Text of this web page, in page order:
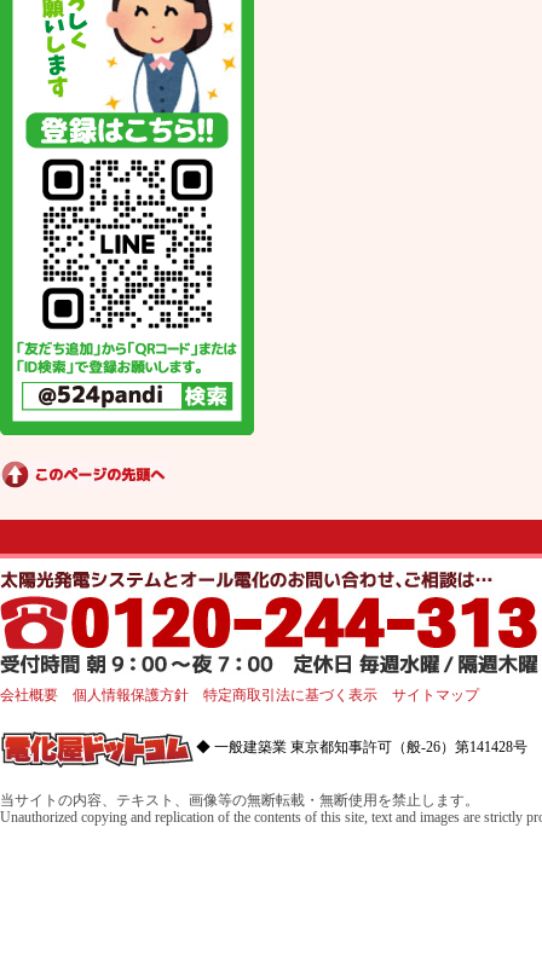
会社概要 個人情報保護方針 特定商取引法に基づく表示 サイトマップ
◆ 一般建築業 東京都知事許可（般-26）第141428
当サイトの内容、テキスト、画像等の無断転載・無断使用を禁止します。
Unauthorized copying and replication of the contents of this site, text and images are strictly